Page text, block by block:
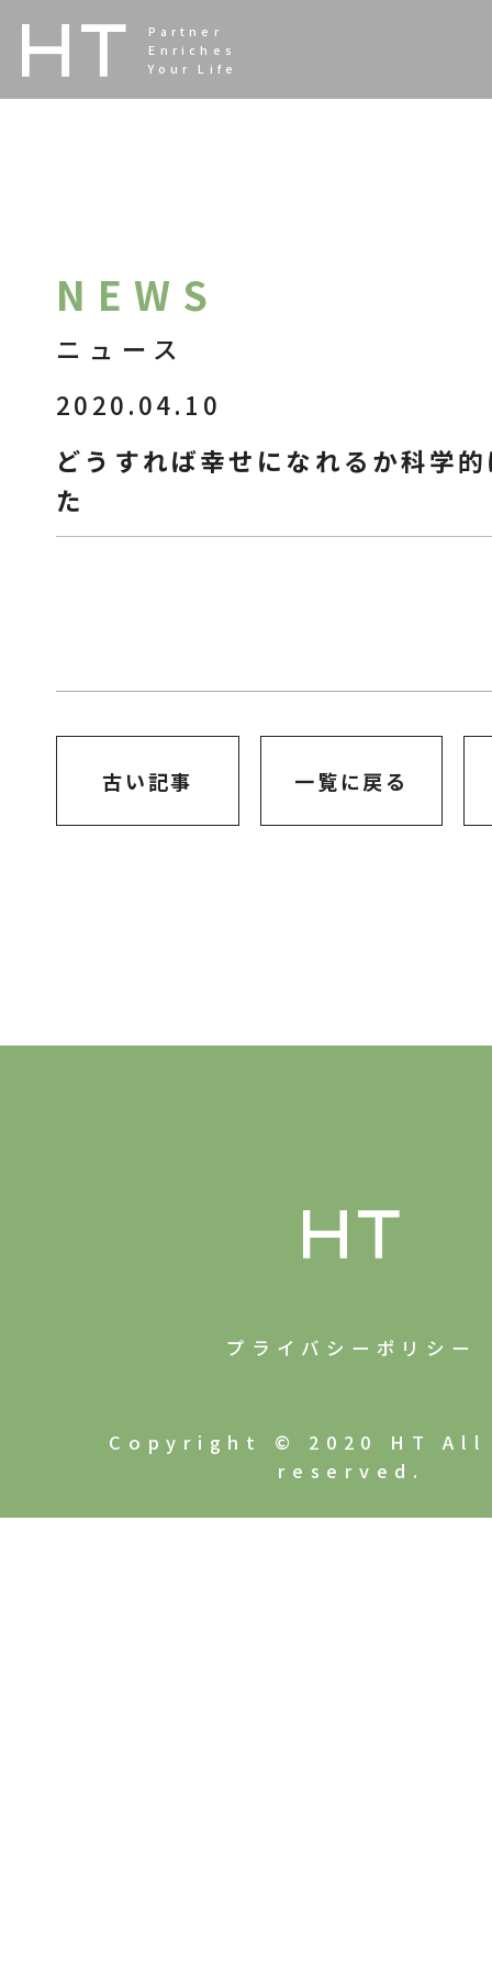
Partner
Enriches
Your Life
NEWS
ニュース
2020.04.10
どうすれば幸せになれるか科学
た
古い記事 一覧に戻る
プライバシーポリシー
Copyright © 2020 HT
reserved.